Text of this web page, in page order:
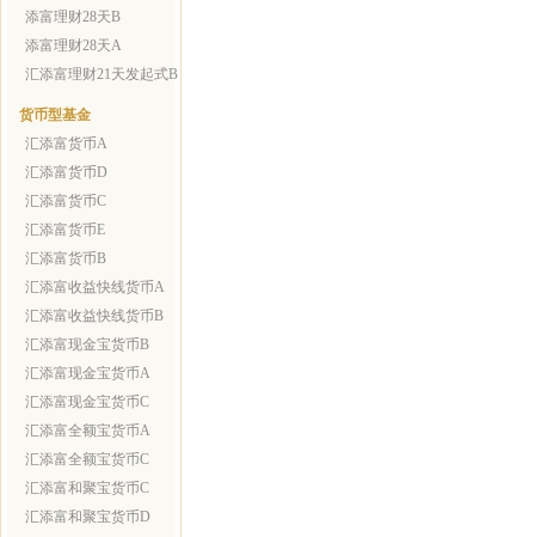
添富理财28天B
添富理财28天A
汇添富理财21天发起式B
货币型基金
汇添富货币A
汇添富货币D
汇添富货币C
汇添富货币E
汇添富货币B
汇添富收益快线货币A
汇添富收益快线货币B
汇添富现金宝货币B
汇添富现金宝货币A
汇添富现金宝货币C
汇添富全额宝货币A
汇添富全额宝货币C
汇添富和聚宝货币C
汇添富和聚宝货币D